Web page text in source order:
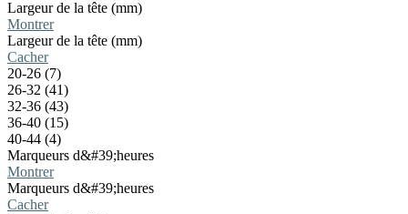
Largeur de la tête (mm)
Montrer
Largeur de la tête (mm)
Cacher
20-26 (7)
26-32 (41)
32-36 (43)
36-40 (15)
40-44 (4)
Marqueurs d&#39;heures
Montrer
Marqueurs d&#39;heures
Cacher